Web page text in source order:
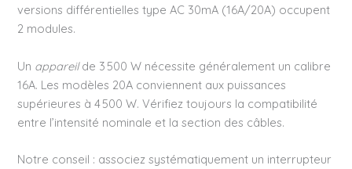
versions différentielles type AC 30mA (16A/20A) occupent
2 modules.
Un appareilde 3 500 W nécessite généralement un calibre
16A. Les modèles 20A conviennent aux puissances
supérieures à 4 500 W. Vérifiez toujours la compatibilité
entre l’intensité nominale et la section des câbles.
Notre conseil : associez systématiquement un interrupteur